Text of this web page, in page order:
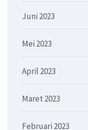
Juni 2023
Mei 2023
April 2023
Maret 2023
Februari 2023